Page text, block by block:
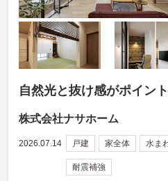
自然光と抜け感がポイン
株式会社ナサホーム
2026.07.14 戸建 家全体 水ま
耐震補強